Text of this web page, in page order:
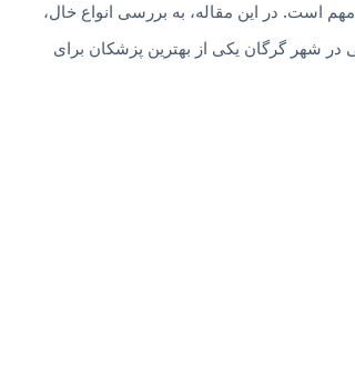
است. در این مقاله، به بررسی انواع خال،
شهر گرگان یکی از بهترین پزشکان برای